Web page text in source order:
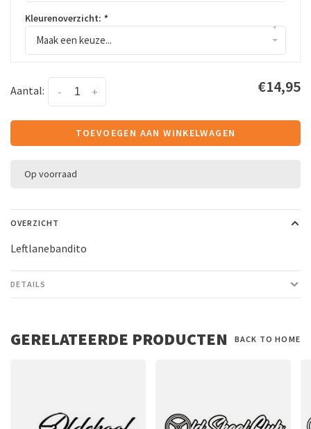
Kleurenoverzicht: *
Maak een keuze...
▾
Aantal: +
- €14,95
TOEVOEGEN AAN WINKELWAGEN
Op voorraad
OVERZICHT
Leftlanebandito
DETAILS
GERELATEERDE PRODUCTEN BACK TO HOME